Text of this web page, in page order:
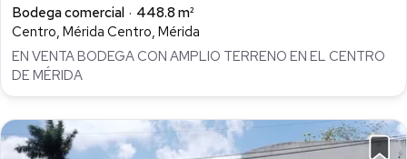
Bodega comercial
448.8 m²
Centro, Mérida Centro, Mérida
EN VENTA BODEGA CON AMPLIO TERRENO EN EL CENTRO
DE MÉRIDA